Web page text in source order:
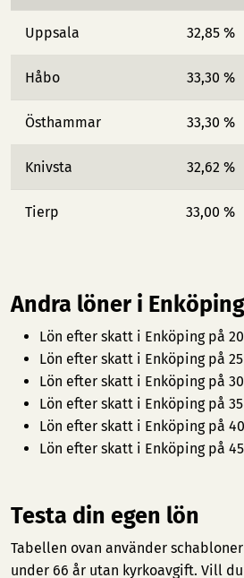
Uppsala 32,85 %
Håbo 33,30 %
Östhammar 33,30 %
Knivsta 32,62 %
Tierp 33,00 %
Andra löner i Enköping
Lön efter skatt i Enköping på
Lön efter skatt i Enköping på
Lön efter skatt i Enköping på
Lön efter skatt i Enköping på
Lön efter skatt i Enköping på
Lön efter skatt i Enköping på
Testa din egen lön
Tabellen ovan använder
under 66 år utan kyrkoavgift. Vill